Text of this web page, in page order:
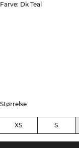
Farve: Dk Teal
Størrelse
XS S